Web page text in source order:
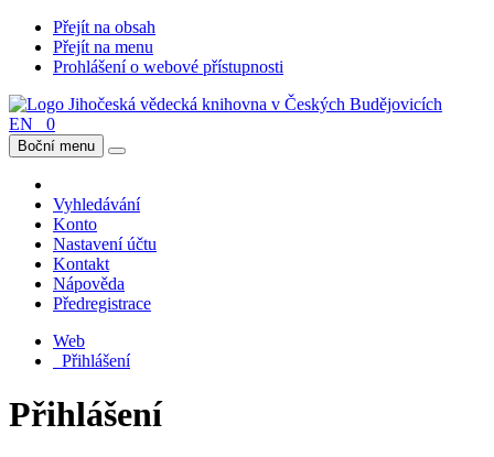
Přejít na obsah
Přejít na menu
Prohlášení o webové přístupnosti
EN 0
Boční menu
Vyhledávání
Konto
Nastavení účtu
Kontakt
Nápověda
Předregistrace
Web
Přihlášení
Přihlášení